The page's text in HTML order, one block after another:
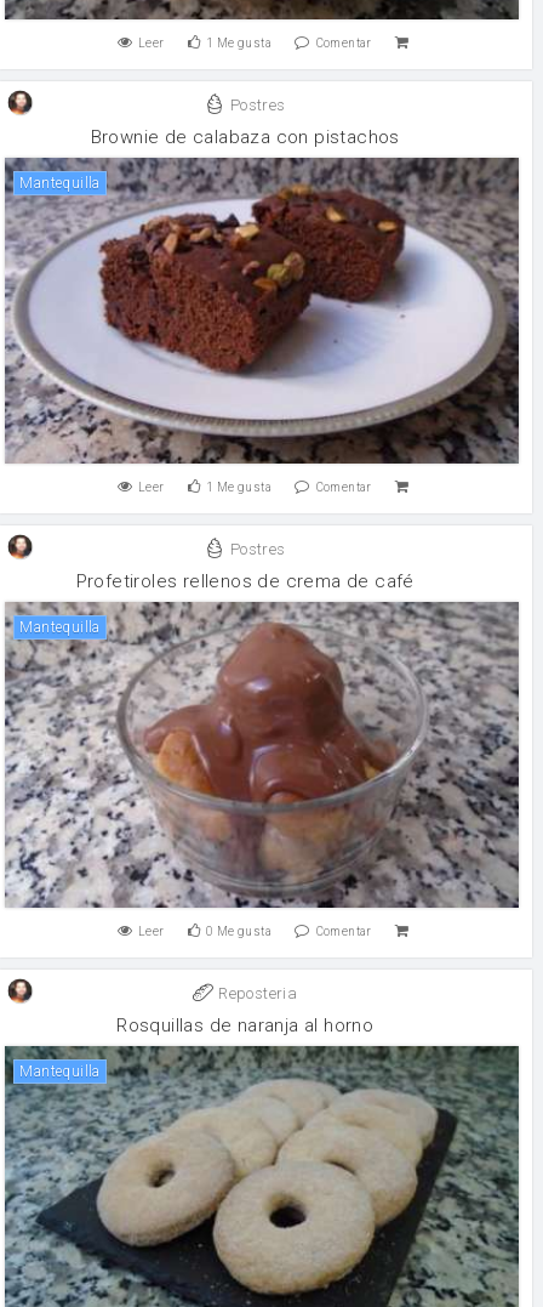
Leer 1 Me gusta Comentar
Postres
Brownie de calabaza con pistachos
mantequilla
Leer 1 Me gusta Comentar
Postres
Profetiroles rellenos de crema de café
mantequilla
Leer 0 Me gusta Comentar
Reposteria
Rosquillas de naranja al horno
mantequilla